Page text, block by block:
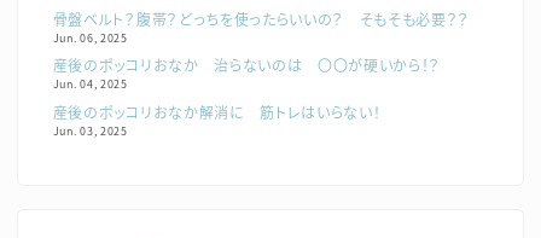
骨盤ベルト？腹帯？どっちを使ったらいいの？ そもそも必要？？
Jun. 06, 2025
産後のポッコリおなか 治らないのは 〇〇が硬いから！？
Jun. 04, 2025
産後のポッコリおなか解消に 筋トレはいらない！
Jun. 03, 2025